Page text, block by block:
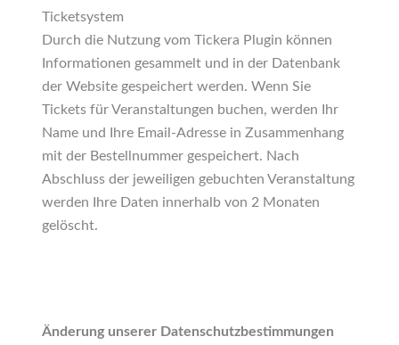
Ticketsystem
Durch die Nutzung vom Tickera Plugin können
Informationen gesammelt und in der Datenbank
der Website gespeichert werden. Wenn Sie
Tickets für Veranstaltungen buchen, werden Ihr
Name und Ihre Email-Adresse in Zusammenhang
mit der Bestellnummer gespeichert. Nach
Abschluss der jeweiligen gebuchten Veranstaltung
werden Ihre Daten innerhalb von 2 Monaten
gelöscht.
Änderung unserer Datenschutzbestimmungen